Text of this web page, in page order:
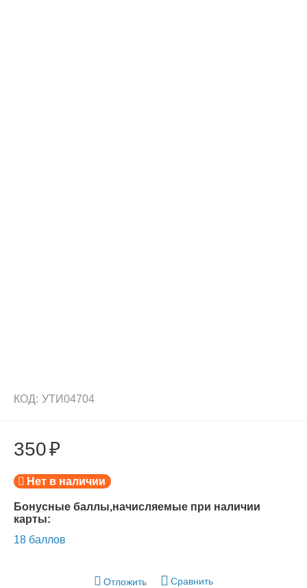
КОД: УТИ04704
350₽
Нет в наличии
Бонусные баллы,начисляемые при наличии
карты:
18 баллов
Отложить Сравнить